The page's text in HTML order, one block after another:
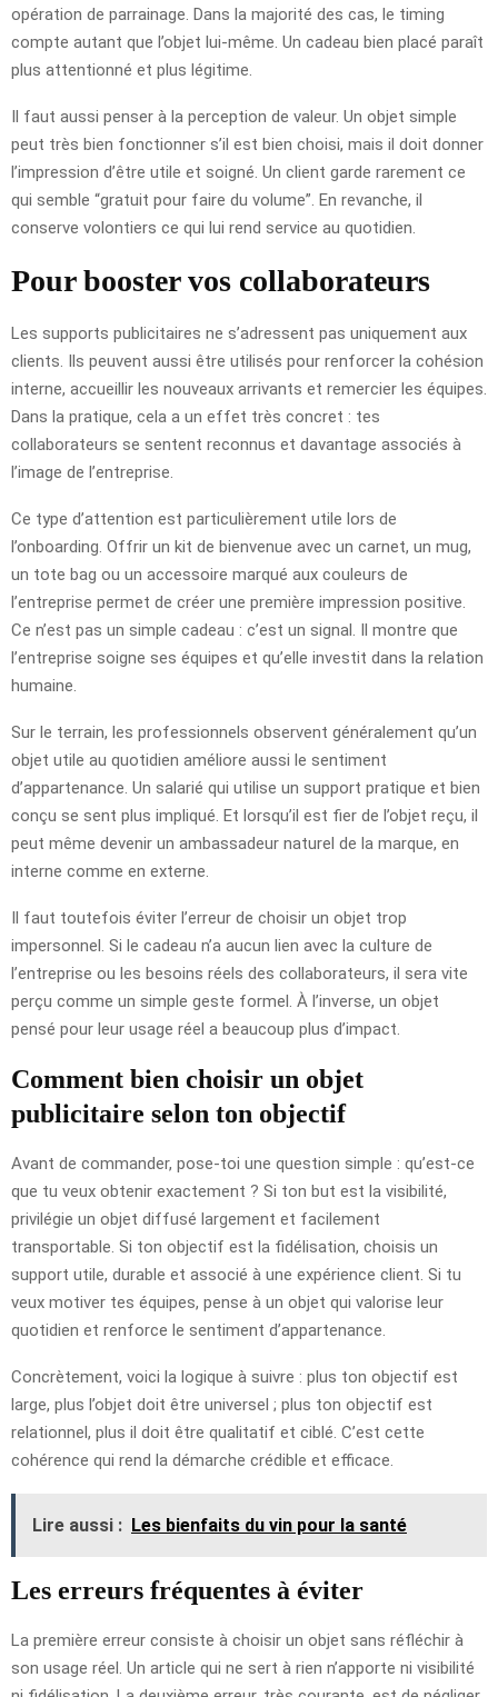
opération de parrainage. Dans la majorité des cas, le timing
compte autant que l’objet lui-même. Un cadeau bien placé paraît
plus attentionné et plus légitime.
Il faut aussi penser à la perception de valeur. Un objet simple
peut très bien fonctionner s’il est bien choisi, mais il doit donner
l’impression d’être utile et soigné. Un client garde rarement ce
qui semble “gratuit pour faire du volume”. En revanche, il
conserve volontiers ce qui lui rend service au quotidien.
Pour booster vos collaborateurs
Les supports publicitaires ne s’adressent pas uniquement aux
clients. Ils peuvent aussi être utilisés pour renforcer la cohésion
interne, accueillir les nouveaux arrivants et remercier les équipes.
Dans la pratique, cela a un effet très concret : tes
collaborateurs se sentent reconnus et davantage associés à
l’image de l’entreprise.
Ce type d’attention est particulièrement utile lors de
l’onboarding. Offrir un kit de bienvenue avec un carnet, un mug,
un tote bag ou un accessoire marqué aux couleurs de
l’entreprise permet de créer une première impression positive.
Ce n’est pas un simple cadeau : c’est un signal. Il montre que
l’entreprise soigne ses équipes et qu’elle investit dans la relation
humaine.
Sur le terrain, les professionnels observent généralement qu’un
objet utile au quotidien améliore aussi le sentiment
d’appartenance. Un salarié qui utilise un support pratique et bien
conçu se sent plus impliqué. Et lorsqu’il est fier de l’objet reçu, il
peut même devenir un ambassadeur naturel de la marque, en
interne comme en externe.
Il faut toutefois éviter l’erreur de choisir un objet trop
impersonnel. Si le cadeau n’a aucun lien avec la culture de
l’entreprise ou les besoins réels des collaborateurs, il sera vite
perçu comme un simple geste formel. À l’inverse, un objet
pensé pour leur usage réel a beaucoup plus d’impact.
Comment bien choisir un objet
publicitaire selon ton objectif
Avant de commander, pose-toi une question simple : qu’est-ce
que tu veux obtenir exactement ? Si ton but est la visibilité,
privilégie un objet diffusé largement et facilement
transportable. Si ton objectif est la fidélisation, choisis un
support utile, durable et associé à une expérience client. Si tu
veux motiver tes équipes, pense à un objet qui valorise leur
quotidien et renforce le sentiment d’appartenance.
Concrètement, voici la logique à suivre : plus ton objectif est
large, plus l’objet doit être universel ; plus ton objectif est
relationnel, plus il doit être qualitatif et ciblé. C’est cette
cohérence qui rend la démarche crédible et efficace.
Lire aussi : Les bienfaits du vin pour la santé
Les erreurs fréquentes à éviter
La première erreur consiste à choisir un objet sans réfléchir à
son usage réel. Un article qui ne sert à rien n’apporte ni visibilité